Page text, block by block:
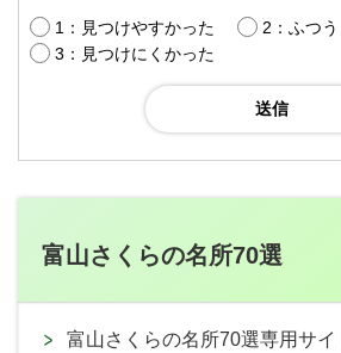
1：見つけやすかった
2：ふつう
3：見つけにくかった
富山さくらの名所70選
富山さくらの名所70選専用サ